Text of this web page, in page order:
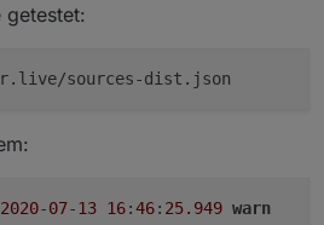
getestet:
sources-dist.json
2020-07-13 16:46: 25.949 warn